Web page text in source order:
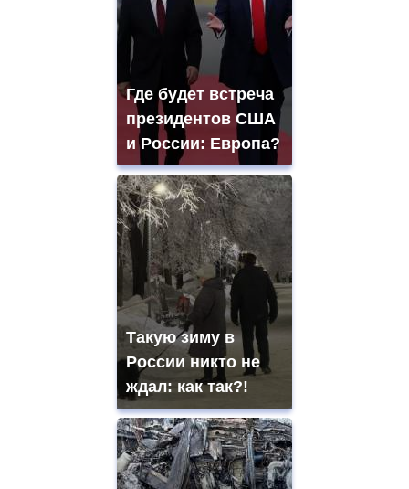
Где будет встреча
президентов США
и России: Европа?
Такую зиму в
России никто не
ждал: как так?!